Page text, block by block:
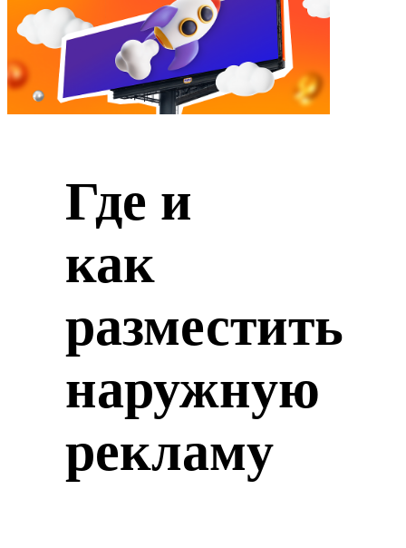
Где и
как
разместить
наружную
рекламу